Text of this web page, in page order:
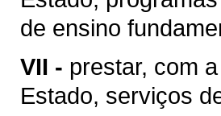
de ensino
VII - prestar, com
Estado, serviços